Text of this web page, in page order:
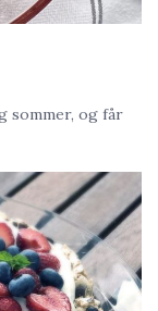
sommer, og får